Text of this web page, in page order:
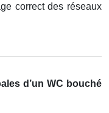
correct des réseaux
d’un WC bouché